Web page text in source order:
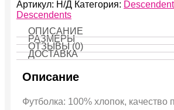
Артикул: Н/Д Категория:
Descendents
ОПИСАНИЕ
РАЗМЕРЫ
ОТЗЫВЫ (0)
ДОСТАВКА
Описание
Футболка: 100% хлопок, качество